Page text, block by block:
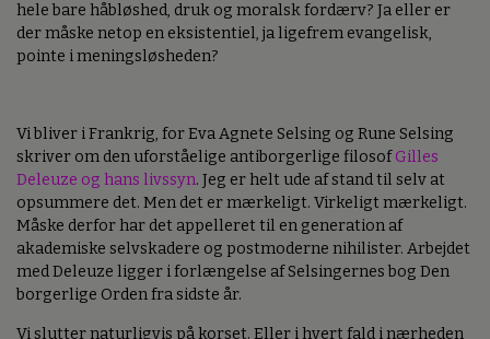
hele bare håbløshed, druk og moralsk fordærv? Ja eller er
der måske netop en eksistentiel, ja ligefrem evangelisk,
pointe i meningsløsheden?
Vi bliver i Frankrig, for Eva Agnete Selsing og Rune Selsing
skriver om den uforståelige antiborgerlige filosofGilles
Deleuze og hans livssyn. Jeg er helt ude af stand til selv at
opsummere det. Men det er mærkeligt. Virkeligt mærkeligt.
Måske derfor har det appelleret til en generation af
akademiske selvskadere og postmoderne nihilister. Arbejdet
med Deleuze ligger i forlængelse af Selsingernes bog Den
borgerlige Orden fra sidste år.
Vi slutter naturligvis på korset. Eller i hvert fald i nærheden